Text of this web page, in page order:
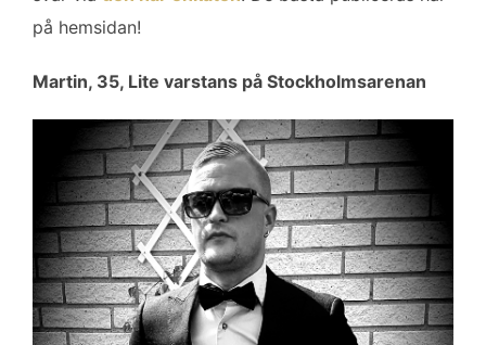
på hemsidan!
Martin, 35, Lite varstans på Stockholmsarenan